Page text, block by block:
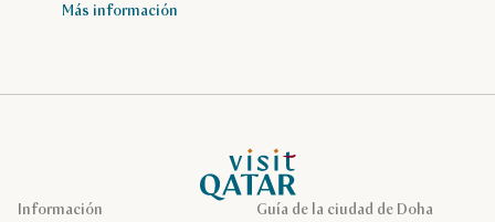
Más información
Página de inicio de Visit Qatar
Guía de la ciudad de Doha
Información